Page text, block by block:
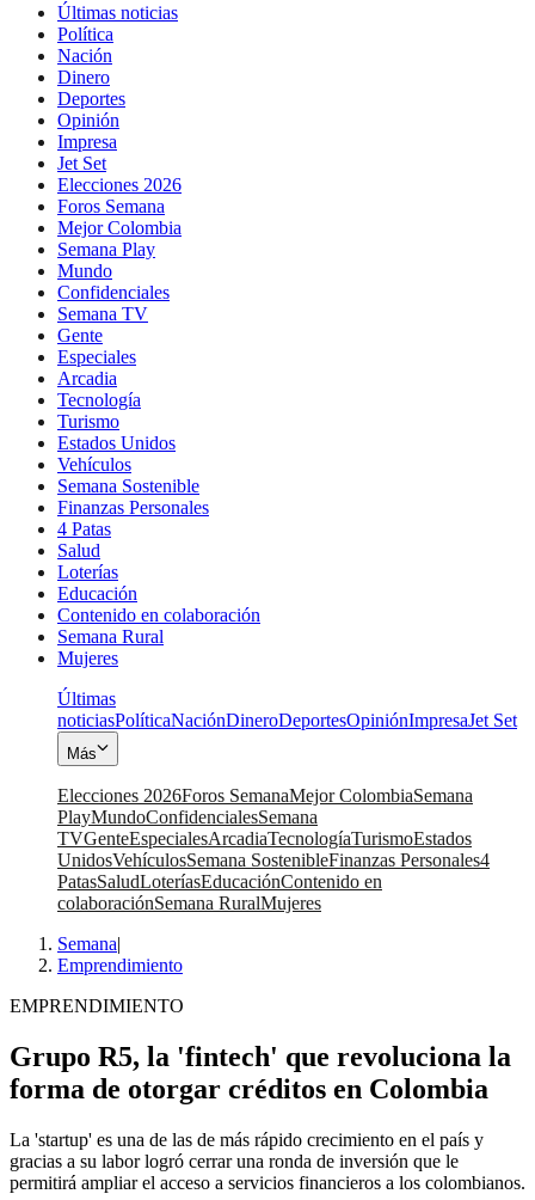
Últimas noticias
Política
Nación
Dinero
Deportes
Opinión
Impresa
Jet Set
Elecciones 2026
Foros Semana
Mejor Colombia
Semana Play
Mundo
Confidenciales
Semana TV
Gente
Especiales
Arcadia
Tecnología
Turismo
Estados Unidos
Vehículos
Semana Sostenible
Finanzas Personales
4 Patas
Salud
Loterías
Educación
Contenido en colaboración
Semana Rural
Mujeres
Últimas
noticiasPolíticaNaciónDineroDeportesOpiniónImpresaJet Set
Más
Elecciones 2026Foros SemanaMejor ColombiaSemana
PlayMundoConfidencialesSemana
TVGenteEspecialesArcadiaTecnologíaTurismoEstados
UnidosVehículosSemana SostenibleFinanzas Personales4
PatasSaludLoteríasEducaciónContenido en
colaboraciónSemana RuralMujeres
Semana|
Emprendimiento
EMPRENDIMIENTO
Grupo R5, la 'fintech' que revoluciona la
forma de otorgar créditos en Colombia
La 'startup' es una de las de más rápido crecimiento en el país y
gracias a su labor logró cerrar una ronda de inversión que le
permitirá ampliar el acceso a servicios financieros a los colombianos.